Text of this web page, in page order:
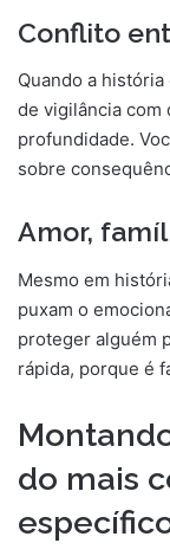
Conflito
Quando a
de vigilância com
profundidade.
sobre
Amor,
Mesmo em
puxam o
proteger alguém
rápida, porque é
do mais